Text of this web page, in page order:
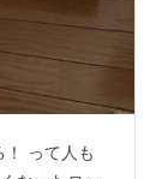
って人も